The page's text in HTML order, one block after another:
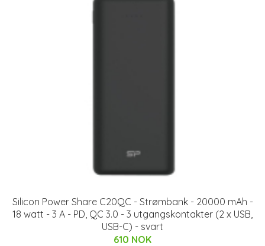
Silicon Power Share C20QC - Strømbank - 20000 mAh -
18 watt - 3 A - PD, QC 3.0 - 3 utgangskontakter (2 x USB,
USB-C) - svart
610 NOK